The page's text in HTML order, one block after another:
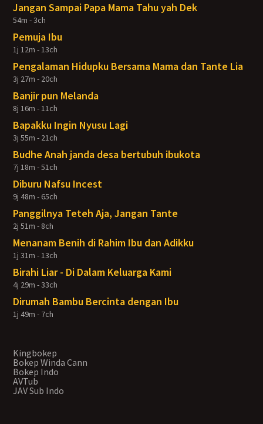
Jangan Sampai Papa Mama Tahu yah Dek
54m - 3ch
Pemuja Ibu
1j 12m - 13ch
Pengalaman Hidupku Bersama Mama dan Tante Lia
3j 27m - 20ch
Banjir pun Melanda
8j 16m - 11ch
Bapakku Ingin Nyusu Lagi
3j 55m - 21ch
Budhe Anah janda desa bertubuh ibukota
7j 18m - 51ch
Diburu Nafsu Incest
9j 48m - 65ch
Panggilnya Teteh Aja, Jangan Tante
2j 51m - 8ch
Menanam Benih di Rahim Ibu dan Adikku
1j 31m - 13ch
Birahi Liar - Di Dalam Keluarga Kami
4j 29m - 33ch
Dirumah Bambu Bercinta dengan Ibu
1j 49m - 7ch
Kingbokep
Bokep Winda Cann
Bokep Indo
AVTub
JAV Sub Indo